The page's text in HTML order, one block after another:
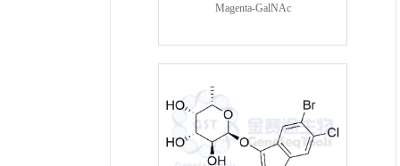
Magenta-GalNAc